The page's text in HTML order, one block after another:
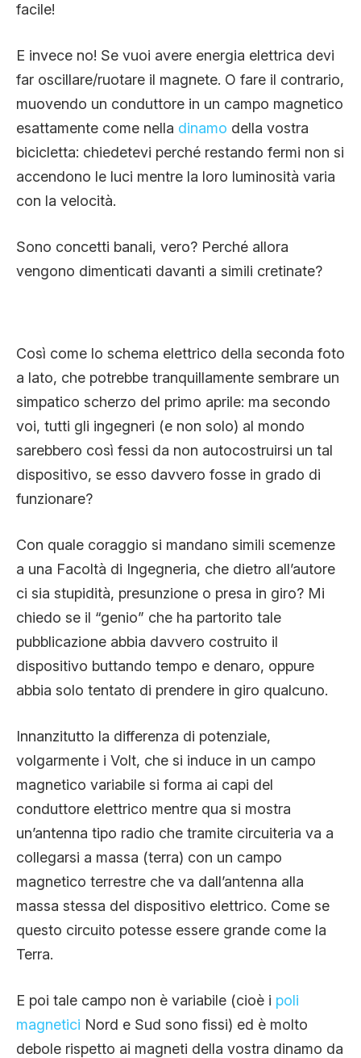
facile!
E invece no! Se vuoi avere energia elettrica devi
far oscillare/ruotare il magnete. O fare il contrario,
muovendo un conduttore in un campo magnetico
esattamente come nella dinamo della vostra
bicicletta: chiedetevi perché restando fermi non si
accendono le luci mentre la loro luminosità varia
con la velocità.
Sono concetti banali, vero? Perché allora
vengono dimenticati davanti a simili cretinate?
Così come lo schema elettrico della seconda foto
a lato, che potrebbe tranquillamente sembrare un
simpatico scherzo del primo aprile: ma secondo
voi, tutti gli ingegneri (e non solo) al mondo
sarebbero così fessi da non autocostruirsi un tal
dispositivo, se esso davvero fosse in grado di
funzionare?
Con quale coraggio si mandano simili scemenze
a una Facoltà di Ingegneria, che dietro all’autore
ci sia stupidità, presunzione o presa in giro? Mi
chiedo se il “genio” che ha partorito tale
pubblicazione abbia davvero costruito il
dispositivo buttando tempo e denaro, oppure
abbia solo tentato di prendere in giro qualcuno.
Innanzitutto la differenza di potenziale,
volgarmente i Volt, che si induce in un campo
magnetico variabile si forma ai capi del
conduttore elettrico mentre qua si mostra
un’antenna tipo radio che tramite circuiteria va a
collegarsi a massa (terra) con un campo
magnetico terrestre che va dall’antenna alla
massa stessa del dispositivo elettrico. Come se
questo circuito potesse essere grande come la
Terra.
E poi tale campo non è variabile (cioè i poli
magnetici Nord e Sud sono fissi) ed è molto
debole rispetto ai magneti della vostra dinamo da